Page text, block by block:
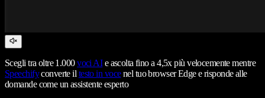
Scegli tra oltre 1.000voci AIe ascolta fino a 4,5x più velocemente mentre
Speechifyconverte il testo in vocenel tuo browser Edge e risponde alle
domande come un assistente esperto